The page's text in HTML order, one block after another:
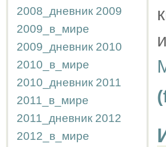
2008_дневник 2009
2009_в_мире
2009_дневник 2010
2010_в_мире
2010_дневник 2011
2011_в_мире
2011_дневник 2012
2012_в_мире